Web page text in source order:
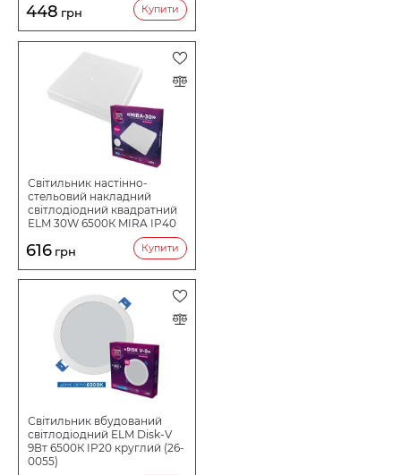
448 грн Купити
Світильник настінно-
стельовий накладний
світлодіодний квадратний
ELM 30W 6500К MIRA IP40
616 грн Купити
Світильник вбудований
світлодіодний ELM Disk-V
9Вт 6500К IP20 круглий (26-
0055)